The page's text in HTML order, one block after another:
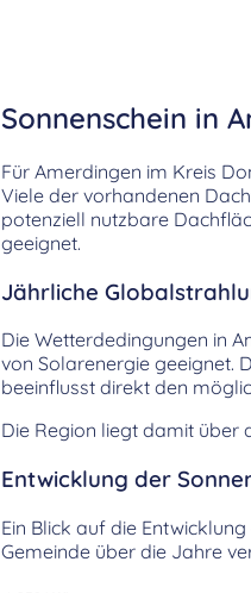
Sonnenschein in
Für Amerdingen im Kreis
Viele der vorhandenen
potenziell nutzbare
geeignet.
Jährliche
Die Wetterdedingungen in
von Solarenergie geeignet.
beeinflusst direkt den
Die Region liegt damit über
Entwicklung der
Ein Blick auf die
Gemeinde über die Jahre